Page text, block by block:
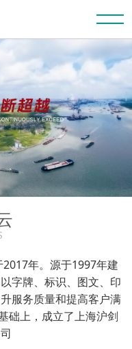
年。源于1997年建
字牌、标识、图文、印
服务质量和提高客户满
础上，成立了上海沪剑